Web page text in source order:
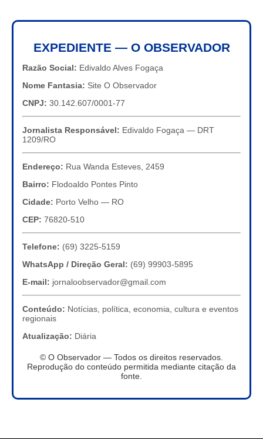
EXPEDIENTE — O OBSERVADOR
Razão Social: Edivaldo Alves Fogaça
Nome Fantasia: Site O Observador
CNPJ: 30.142.607/0001-77
Jornalista Responsável: Edivaldo Fogaça — DRT
1209/RO
Endereço: Rua Wanda Esteves, 2459
Bairro: Flodoaldo Pontes Pinto
Cidade: Porto Velho — RO
CEP: 76820-510
Telefone: (69) 3225-5159
WhatsApp / Direção Geral: (69) 99903-5895
E-mail: jornaloobservador@gmail.com
Conteúdo: Notícias, política, economia, cultura e eventos
regionais
Atualização: Diária
© O Observador — Todos os direitos reservados.
Reprodução do conteúdo permitida mediante citação da
fonte.